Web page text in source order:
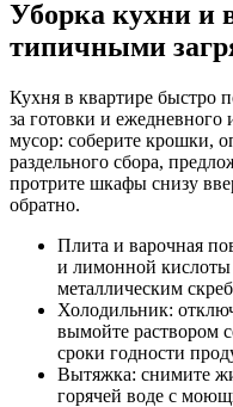
Уборка кухни и
типичными
Кухня в квартире быстро
за готовки и
мусор: соберите крошки,
раздельного сбора,
протрите шкафы снизу
обратно.
Плита и варочная
и лимонной кислоты
металлическим
Холодильник:
вымойте раствором
сроки годности
Вытяжка: снимите
горячей воде с